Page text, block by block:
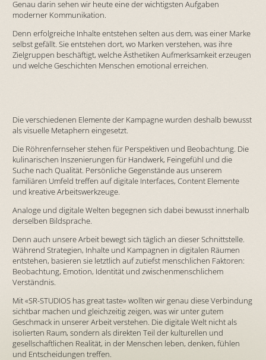
Genau darin sehen wir heute eine der wichtigsten Aufgaben
moderner Kommunikation.
Denn erfolgreiche Inhalte entstehen selten aus dem, was einer Marke
selbst gefällt. Sie entstehen dort, wo Marken verstehen, was ihre
Zielgruppen beschäftigt, welche Ästhetiken Aufmerksamkeit erzeugen
und welche Geschichten Menschen emotional erreichen.
Die verschiedenen Elemente der Kampagne wurden deshalb bewusst
als visuelle Metaphern eingesetzt.
Die Röhrenfernseher stehen für Perspektiven und Beobachtung. Die
kulinarischen Inszenierungen für Handwerk, Feingefühl und die
Suche nach Qualität. Persönliche Gegenstände aus unserem
familiären Umfeld treffen auf digitale Interfaces, Content Elemente
und kreative Arbeitswerkzeuge.
Analoge und digitale Welten begegnen sich dabei bewusst innerhalb
derselben Bildsprache.
Denn auch unsere Arbeit bewegt sich täglich an dieser Schnittstelle.
Während Strategien, Inhalte und Kampagnen in digitalen Räumen
entstehen, basieren sie letztlich auf zutiefst menschlichen Faktoren:
Beobachtung, Emotion, Identität und zwischenmenschlichem
Verständnis.
Mit «SR-STUDIOS has great taste» wollten wir genau diese Verbindung
sichtbar machen und gleichzeitig zeigen, was wir unter gutem
Geschmack in unserer Arbeit verstehen. Die digitale Welt nicht als
isolierten Raum, sondern als direkten Teil der kulturellen und
gesellschaftlichen Realität, in der Menschen leben, denken, fühlen
und Entscheidungen treffen.